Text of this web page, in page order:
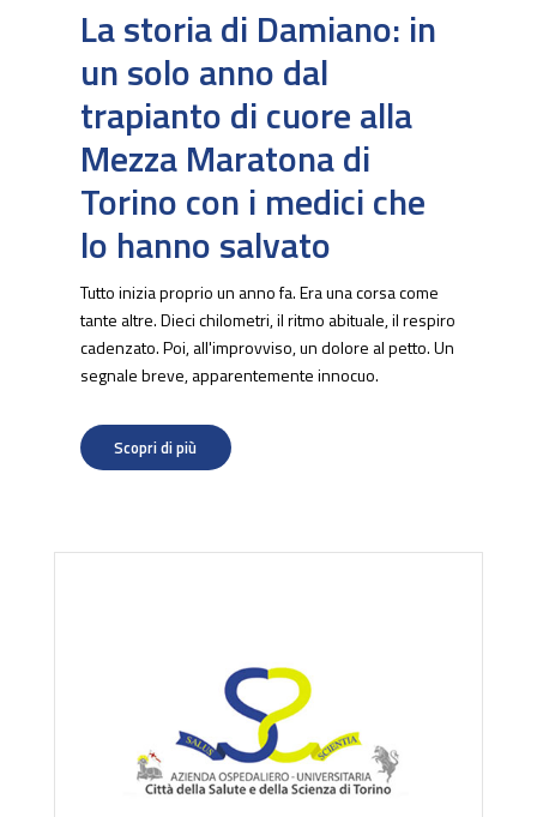
La storia di Damiano: in
un solo anno dal
trapianto di cuore alla
Mezza Maratona di
Torino con i medici che
lo hanno salvato
Tutto inizia proprio un anno fa. Era una corsa come
tante altre. Dieci chilometri, il ritmo abituale, il respiro
cadenzato. Poi, all'improvviso, un dolore al petto. Un
segnale breve, apparentemente innocuo.
Scopri di più